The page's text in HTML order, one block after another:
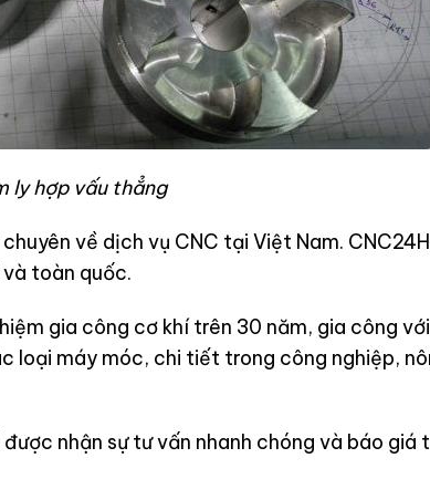
ly hợp vấu thẳng
về dịch vụ CNC tại Việt Nam.
toàn quốc.
gia công cơ khí trên 30 năm, gia công
loại máy móc, chi tiết trong công nghiệp,
nhận sự tư vấn nhanh chóng và báo giá